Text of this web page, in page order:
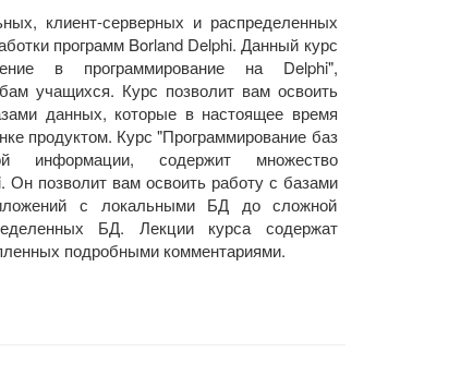
клиент-серверных и распределенных
программ Borland Delphi. Данный курс
в программирование на Delphi",
учащихся. Курс позволит вам освоить
данных, которые в настоящее время
продуктом. Курс "Программирование баз
содержит множество
Он позволит вам освоить работу с базами
с локальными БД до сложной
БД. Лекции курса содержат
подробными комментариями.